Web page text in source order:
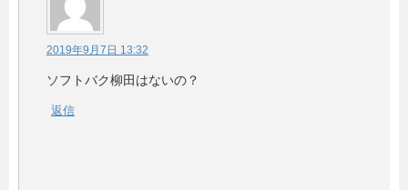
2019年9月7日 13:32
ソフトバク柳田はないの？
返信